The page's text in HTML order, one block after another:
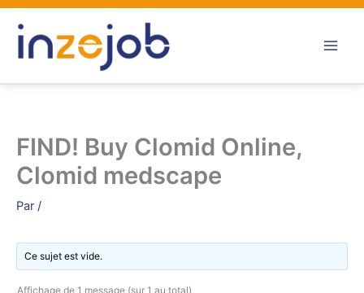
Aller
contenu
FIND! Buy Clomid Online,
Clomid medscape
Par /
Ce sujet est vide.
Affichage de 1 message (sur 1 au total)